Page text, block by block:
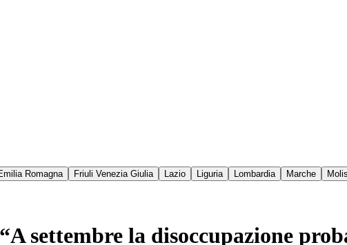
Romagna Friuli Venezia Giulia Lazio Liguria Lombardia Marche
settembre la disoccupazione